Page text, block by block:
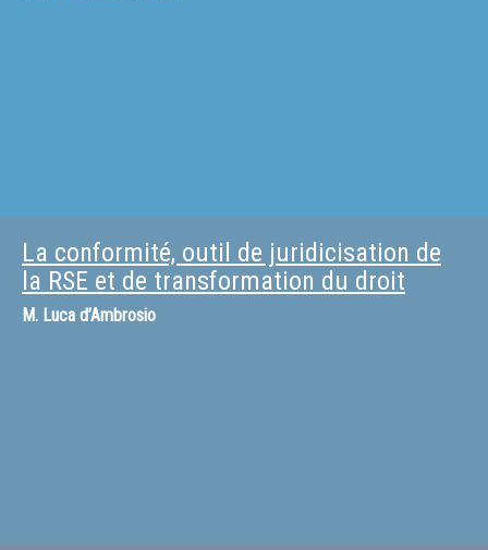
La conformité, outil de juridicisation de
la RSE et de transformation du droit
M. Luca d’Ambrosio